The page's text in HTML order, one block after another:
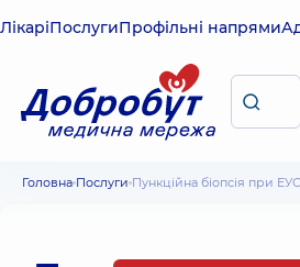
ЛікаріПослугиПрофільні напрями
Головна Послуги Пункційна біопсія при ЕУС